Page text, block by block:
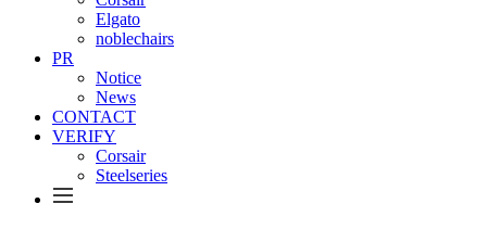
Elgato
noblechairs
PR
Notice
News
CONTACT
VERIFY
Corsair
Steelseries